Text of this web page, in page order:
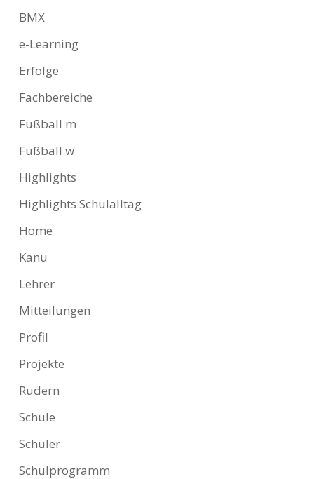
BMX
e-Learning
Erfolge
Fachbereiche
Fußball m
Fußball w
Highlights
Highlights Schulalltag
Home
Kanu
Lehrer
Mitteilungen
Profil
Projekte
Rudern
Schule
Schüler
Schulprogramm